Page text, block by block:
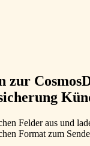
zur
Felder aus und
Format zum